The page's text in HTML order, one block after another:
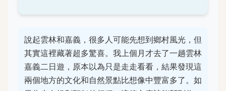
說起雲林和嘉義，很多人可能先想到鄉村風光，但
其實這裡藏著超多驚喜。我上個月才去了一趟雲林
嘉義二日遊，原本以為只是走走看看，結果發現這
兩個地方的文化和自然景點比想像中豐富多了。如